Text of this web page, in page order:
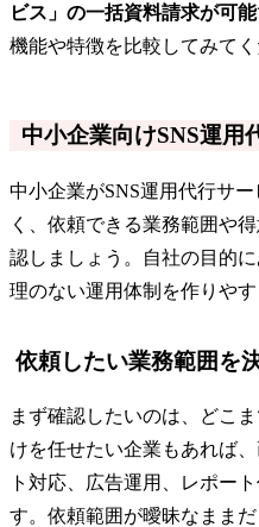
ビス」の一括資料請求が可能
機能や特徴を比較してみてく
中小企業向けSNS運用
中小企業がSNS運用代行サ
く、依頼できる業務範囲や
認しましょう。自社の目的
理のない運用体制を作りやす
依頼したい業務範囲を
まず確認したいのは、どこ
けを任せたい企業もあれば
ト対応、広告運用、レポー
す。依頼範囲が曖昧なまま